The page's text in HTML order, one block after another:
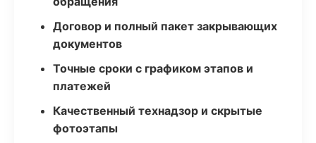
Договор и полный пакет закрывающих
документов
Точные сроки с графиком этапов и
платежей
Качественный технадзор и скрытые
фотоэтапы